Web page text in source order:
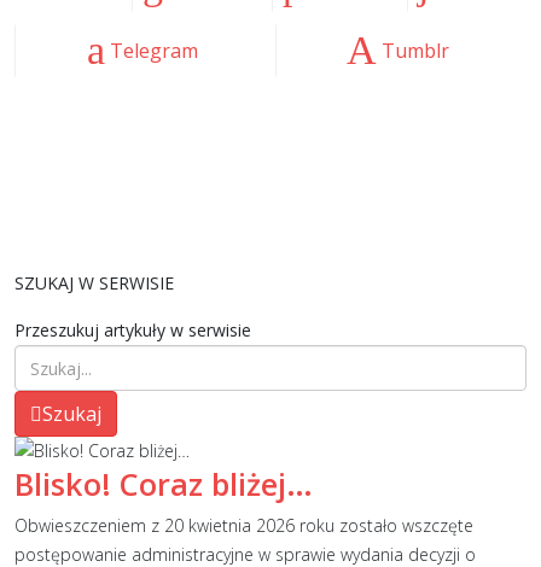
Telegram Tumblr
SZUKAJ W SERWISIE
Przeszukuj artykuły w serwisie
Szukaj
Blisko! Coraz bliżej…
Obwieszczeniem z 20 kwietnia 2026 roku zostało wszczęte
postępowanie administracyjne w sprawie wydania decyzji o